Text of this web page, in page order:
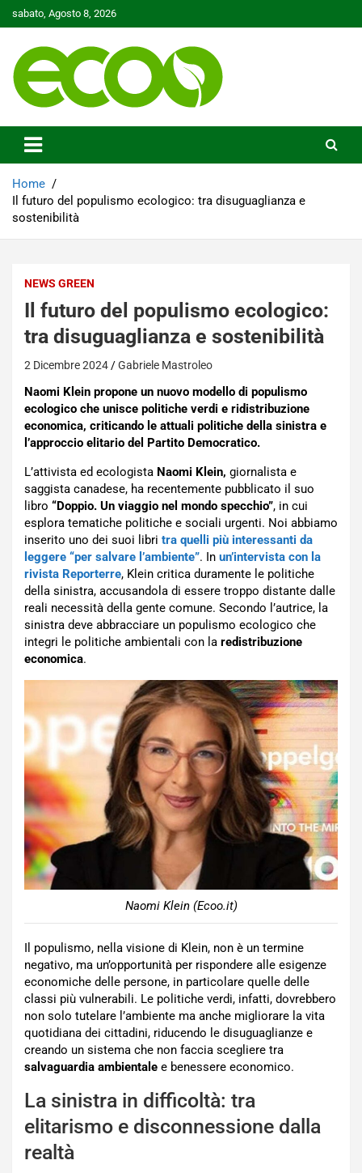
to
sabato, Agosto 8, 2026
Ecoo.it
Home
Il futuro del populismo ecologico: tra disuguaglianza e
sostenibilità
NEWS GREEN
Il futuro del populismo ecologico:
tra disuguaglianza e sostenibilità
2 Dicembre 2024 Gabriele Mastroleo
Naomi Klein propone un nuovo modello di populismo
ecologico che unisce politiche verdi e ridistribuzione
economica, criticando le attuali politiche della sinistra e
l’approccio elitario del Partito Democratico.
L’attivista ed ecologista Naomi Klein, giornalista e
saggista canadese, ha recentemente pubblicato il suo
libro “Doppio. Un viaggio nel mondo specchio”, in cui
esplora tematiche politiche e sociali urgenti. Noi abbiamo
inserito uno dei suoi libri tra quelli più interessanti da
leggere “per salvare l’ambiente”. In un’intervista con la
rivista Reporterre, Klein critica duramente le politiche
della sinistra, accusandola di essere troppo distante dalle
reali necessità della gente comune. Secondo l’autrice, la
sinistra deve abbracciare un populismo ecologico che
integri le politiche ambientali con la redistribuzione
economica.
Naomi Klein (Ecoo.it)
Il populismo, nella visione di Klein, non è un termine
negativo, ma un’opportunità per rispondere alle esigenze
economiche delle persone, in particolare quelle delle
classi più vulnerabili. Le politiche verdi, infatti, dovrebbero
non solo tutelare l’ambiente ma anche migliorare la vita
quotidiana dei cittadini, riducendo le disuguaglianze e
creando un sistema che non faccia scegliere tra
salvaguardia ambientale e benessere economico.
La sinistra in difficoltà: tra
elitarismo e disconnessione dalla
realtà